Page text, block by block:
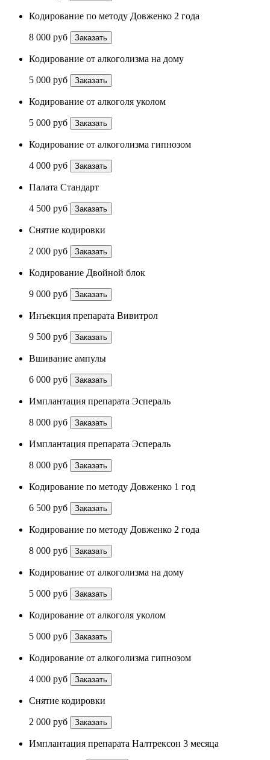
Кодирование по методу Довженко 2 года
8 000 руб Заказать
Кодирование от алкоголизма на дому
5 000 руб Заказать
Кодирование от алкоголя уколом
5 000 руб Заказать
Кодирование от алкоголизма гипнозом
4 000 руб Заказать
Палата Стандарт
4 500 руб Заказать
Снятие кодировки
2 000 руб Заказать
Кодирование Двойной блок
9 000 руб Заказать
Инъекция препарата Вивитрол
9 500 руб Заказать
Вшивание ампулы
6 000 руб Заказать
Имплантация препарата Эспераль
8 000 руб Заказать
Имплантация препарата Эспераль
8 000 руб Заказать
Кодирование по методу Довженко 1 год
6 500 руб Заказать
Кодирование по методу Довженко 2 года
8 000 руб Заказать
Кодирование от алкоголизма на дому
5 000 руб Заказать
Кодирование от алкоголя уколом
5 000 руб Заказать
Кодирование от алкоголизма гипнозом
4 000 руб Заказать
Снятие кодировки
2 000 руб Заказать
Имплантация препарата Налтрексон 3 месяца